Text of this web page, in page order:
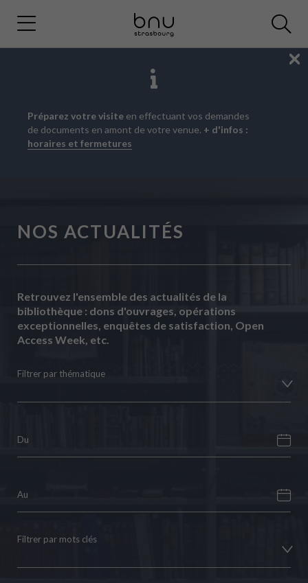
Aller
au
menu
Aller
au
contenu
Aller
à
la
Préparez votre visite en effectuant vos demandes
de documents en amont de votre venue. + d'infos :
horaires et fermetures
NOS ACTUALITÉS
Retrouvez l'ensemble des actualités de la
bibliothèque : dons d'ouvrages, opérations
exceptionnelles, enquêtes de satisfaction, Open
Access Week, etc.
Filtrer par thématique
Filtrer par mots clés